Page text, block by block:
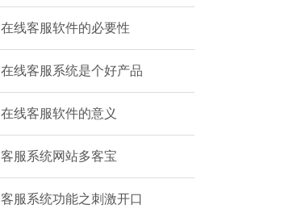
在线客服软件的必要性
在线客服系统是个好产品
在线客服软件的意义
客服系统网站多客宝
客服系统功能之刺激开口